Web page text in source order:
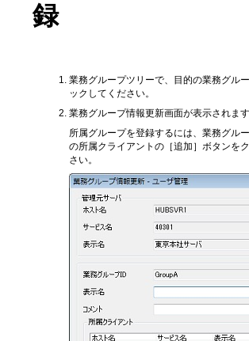
録
業務グループツリーで、目的の業務グル
ックしてください。
業務グループ情報更新画面が表示されます
所属グループを登録するには、業務グル
の所属クライアントの［追加］ボタンを
さい。